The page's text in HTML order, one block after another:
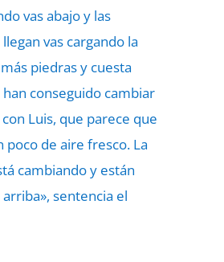
vas abajo y las
vas cargando la
piedras y cuesta
conseguido cambiar
Luis, que parece que
poco de aire fresco. La
cambiando y están
sentencia el